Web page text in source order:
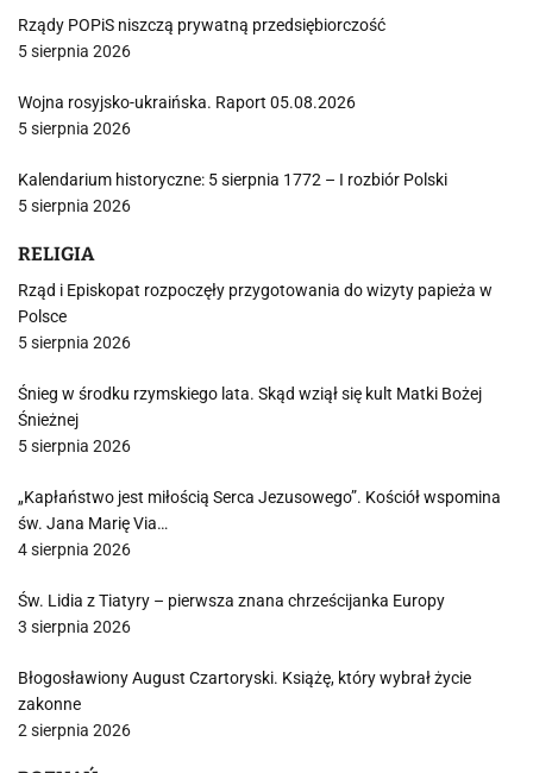
Rządy POPiS niszczą prywatną przedsiębiorczość
5 sierpnia 2026
Wojna rosyjsko-ukraińska. Raport 05.08.2026
5 sierpnia 2026
Kalendarium historyczne: 5 sierpnia 1772 – I rozbiór Polski
5 sierpnia 2026
RELIGIA
Rząd i Episkopat rozpoczęły przygotowania do wizyty papieża w
Polsce
5 sierpnia 2026
Śnieg w środku rzymskiego lata. Skąd wziął się kult Matki Bożej
Śnieżnej
5 sierpnia 2026
„Kapłaństwo jest miłością Serca Jezusowego”. Kościół wspomina
św. Jana Marię Via…
4 sierpnia 2026
Św. Lidia z Tiatyry – pierwsza znana chrześcijanka Europy
3 sierpnia 2026
Błogosławiony August Czartoryski. Książę, który wybrał życie
zakonne
2 sierpnia 2026